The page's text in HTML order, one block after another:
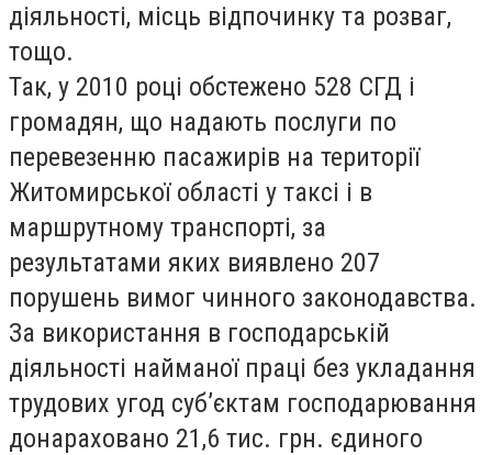
діяльності, місць відпочинку та розваг,
тощо.
Так, у 2010 році обстежено 528 СГД і
громадян, що надають послуги по
перевезенню пасажирів на території
Житомирської області у таксі і в
маршрутному транспорті, за
результатами яких виявлено 207
порушень вимог чинного законодавства.
За використання в господарській
діяльності найманої праці без укладання
трудових угод суб’єктам господарювання
донараховано 21,6 тис. грн. єдиного